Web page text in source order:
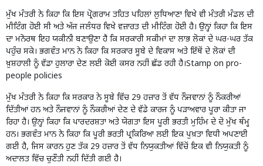
ਮੁੱਖ ਮੰਤਰੀ ਨੇ ਕਿਹਾ ਕਿ ਇਸ ਪ੍ਰੋਗਰਾਮ ਤਹਿਤ ਪਹਿਲਾਂ ਲੁਧਿਆਣਾ ਵਿਖੇ ਵੀ ਮੰਤਰੀ ਮੰਡਲ ਦੀ
ਮੀਟਿੰਗ ਹੋਈ ਸੀ ਅਤੇ ਅੱਜ ਜਲੰਧਰ ਵਿਖੇ ਵਜ਼ਾਰਤ ਦੀ ਮੀਟਿੰਗ ਹੋਈ ਹੈ। ਉਨ੍ਹਾਂ ਕਿਹਾ ਕਿ ਇਸ
ਦਾ ਮਨੋਰਥ ਇਹ ਯਕੀਨੀ ਬਣਾਉਣਾ ਹੈ ਕਿ ਸਰਕਾਰੀ ਸਕੀਮਾਂ ਦਾ ਲਾਭ ਲੋਕਾਂ ਦੇ ਘਰ-ਘਰ ਤੱਕ
ਪਹੁੰਚ ਸਕੇ। ਭਗਵੰਤ ਮਾਨ ਨੇ ਕਿਹਾ ਕਿ ਸਰਕਾਰ ਸੂਬੇ ਦੇ ਵਿਕਾਸ ਅਤੇ ਇੱਥੋਂ ਦੇ ਲੋਕਾਂ ਦੀ
ਖ਼ੁਸ਼ਹਾਲੀ ਨੂੰ ਵੱਡਾ ਹੁਲਾਰਾ ਦੇਣ ਲਈ ਕੋਈ ਕਸਰ ਨਹੀਂ ਛੱਡ ਰਹੀ ਹੈ।Stamp on pro-
people policies
ਮੁੱਖ ਮੰਤਰੀ ਨੇ ਕਿਹਾ ਕਿ ਸਰਕਾਰ ਨੇ ਸੂਬੇ ਵਿੱਚ 29 ਹਜ਼ਾਰ ਤੋਂ ਵੱਧ ਨੌਜਵਾਨਾਂ ਨੂੰ ਨੌਕਰੀਆਂ
ਦਿੱਤੀਆਂ ਹਨ ਅਤੇ ਨੌਜਵਾਨਾਂ ਨੂੰ ਨੌਕਰੀਆਂ ਦੇਣ ਦੇ ਵੱਡੇ ਕਾਰਜ ਨੂੰ ਪੜਾਅਵਾਰ ਪੂਰਾ ਕੀਤਾ ਜਾ
ਰਿਹਾ ਹੈ। ਉਨ੍ਹਾਂ ਕਿਹਾ ਕਿ ਪਾਰਦਰਸ਼ਤਾ ਅਤੇ ਯੋਗਤਾ ਇਸ ਪੂਰੀ ਭਰਤੀ ਮੁਹਿੰਮ ਦੇ ਦੋ ਮੁੱਖ ਥੰਮ੍ਹ
ਹਨ। ਭਗਵੰਤ ਮਾਨ ਨੇ ਕਿਹਾ ਕਿ ਪੂਰੀ ਭਰਤੀ ਪ੍ਰਕਿਰਿਆ ਲਈ ਇਕ ਪੁਖ਼ਤਾ ਵਿਧੀ ਅਪਣਾਈ
ਗਈ ਹੈ, ਜਿਸ ਕਾਰਨ ਹੁਣ ਤੱਕ 29 ਹਜ਼ਾਰ ਤੋਂ ਵੱਧ ਨਿਯੁਕਤੀਆਂ ਵਿੱਚੋਂ ਇਕ ਵੀ ਨਿਯੁਕਤੀ ਨੂੰ
ਅਦਾਲਤ ਵਿੱਚ ਚੁਣੌਤੀ ਨਹੀਂ ਦਿੱਤੀ ਗਈ ਹੈ।